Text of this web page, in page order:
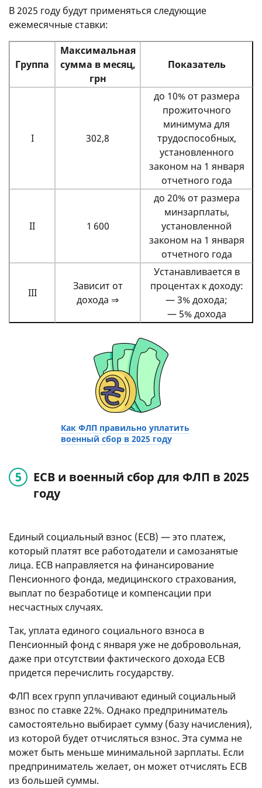
В 2025 году будут применяться следующие
ежемесячные ставки:
Группа
Максимальная
сумма в месяц,
грн
Показатель
I 302,8
до 10% от размера
прожиточного
минимума для
трудоспособных,
установленного
законом на 1 января
отчетного года
II 1 600
до 20% от размера
минзарплаты,
установленной
законом на 1 января
отчетного года
III
Зависит от
дохода ⇒
Устанавливается в
процентах к доходу:
— 3% дохода;
— 5% дохода
Как ФЛП правильно уплатить
военный сбор в 2025 году
ЕСВ и военный сбор для ФЛП в 2025
году
Единый социальный взнос (ЕСВ) — это платеж,
который платят все работодатели и самозанятые
лица. ЕСВ направляется на финансирование
Пенсионного фонда, медицинского страхования,
выплат по безработице и компенсации при
несчастных случаях.
Так, уплата единого социального взноса в
Пенсионный фонд с января уже не добровольная,
даже при отсутствии фактического дохода ЕСВ
придется перечислить государству.
ФЛП всех групп уплачивают единый социальный
взнос по ставке 22%. Однако предприниматель
самостоятельно выбирает сумму (базу начисления),
из которой будет отчисляться взнос. Эта сумма не
может быть меньше минимальной зарплаты. Если
предприниматель желает, он может отчислять ЕСВ
из большей суммы.